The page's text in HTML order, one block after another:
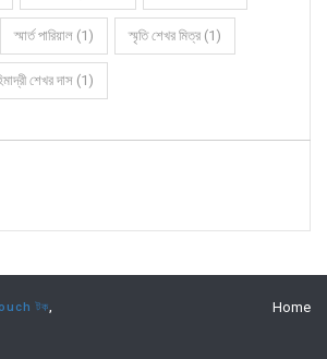
স্মার্ত পারিয়াল (1) স্মৃতি শেখর মিত্র (1)
শেখর দাস (1)
টক, Home